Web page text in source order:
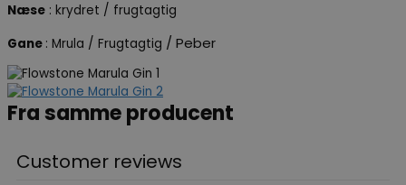
Næse : krydret / frugtagtig
Gane : Mrula / Frugtagtig / Peber
Fra samme producent
Customer reviews